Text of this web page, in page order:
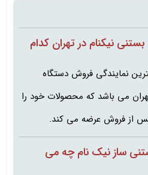
نیکنام در تهران کدام
نمایندگی فروش دستگاه
می باشد که محصولات خود را
از فروش عرضه می کند.
ساز نیک نام چه می